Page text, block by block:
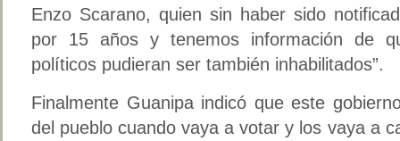
Enzo Scarano, quien sin haber sido
por 15 años y tenemos información de
políticos pudieran ser también inhabilitados”.
Finalmente Guanipa indicó que este
del pueblo cuando vaya a votar y los vaya a